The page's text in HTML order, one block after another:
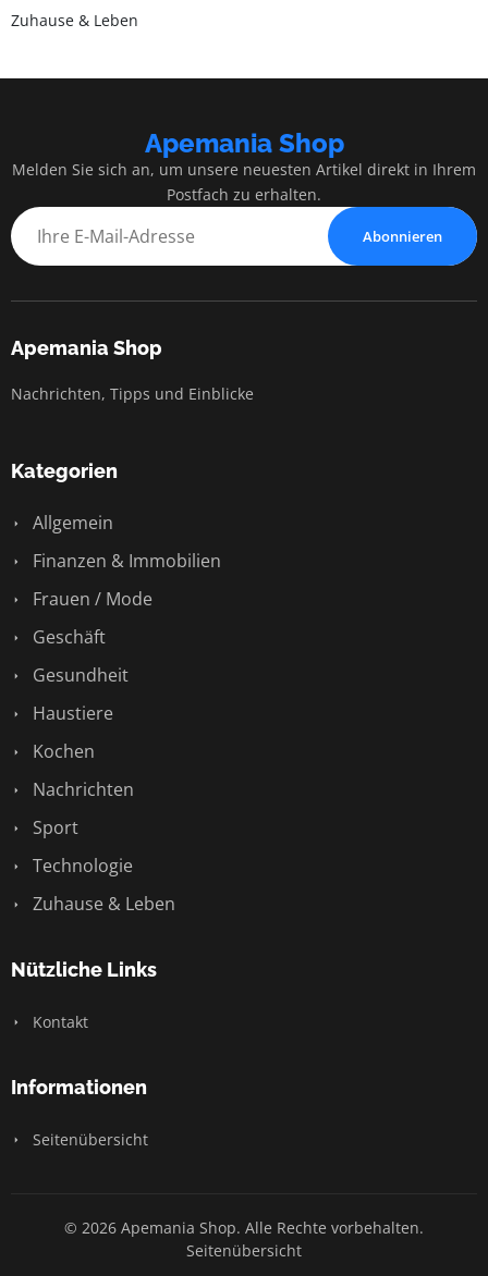
Zuhause & Leben
Apemania Shop
Melden Sie sich an, um unsere neuesten Artikel direkt in Ihrem
Postfach zu erhalten.
Abonnieren
Apemania Shop
Nachrichten, Tipps und Einblicke
Kategorien
Allgemein
Finanzen & Immobilien
Frauen / Mode
Geschäft
Gesundheit
Haustiere
Kochen
Nachrichten
Sport
Technologie
Zuhause & Leben
Nützliche Links
Kontakt
Informationen
Seitenübersicht
© 2026 Apemania Shop. Alle Rechte vorbehalten.
Seitenübersicht